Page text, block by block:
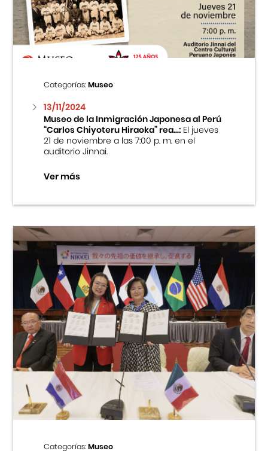
Centro Cultural Peruano Japonés
Cursos
Museo de la Inmigración Japonesa
Fondo Editorial
Teatro Peruano Japonés
Categorías:Museo
13/11/2024
Museo de la Inmigración Japonesa al Perú
“Carlos Chiyoteru Hiraoka” rea...:El jueves
21 de noviembre a las 7:00 p. m. en el
auditorio Jinnai.
Ver más
Categorías:Museo